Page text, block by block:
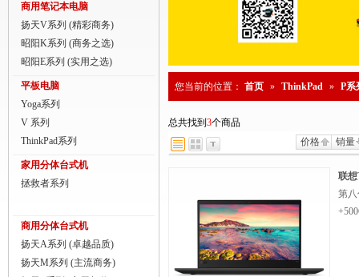
商用分体台式机
家用一体台式机
ThinkPad
ThinkStation工作站
联想服务器
商用笔记本电脑
扬天V系列 (精彩商务)
昭阳K系列 (商务之选)
昭阳E系列 (实用之选)
平板电脑
Yoga系列
V 系列
ThinkPad系列
家用分体台式机
拯救者系列
商用分体台式机
扬天A系列 (卓越品质)
扬天M系列 (主流商务)
您当前的位置： 首页 » ThinkPad » P系
总共找到 3个商品
价格
销量
联
第